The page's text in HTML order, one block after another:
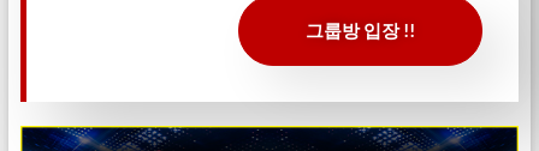
그룹방 입장 !!